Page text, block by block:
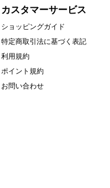
カスタマーサービス
ショッピングガイド
特定商取引法に基づく表記
利用規約
ポイント規約
お問い合わせ